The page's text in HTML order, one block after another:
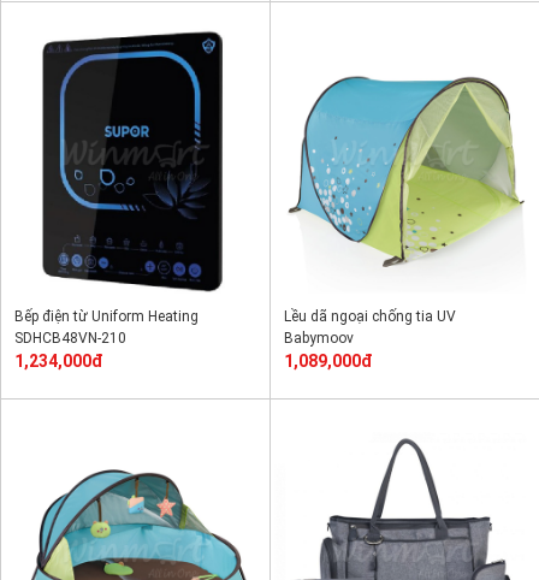
Bếp điện từ Uniform Heating
SDHCB48VN-210
1,234,000đ
Lều dã ngoại chống tia UV
Babymoov
1,089,000đ